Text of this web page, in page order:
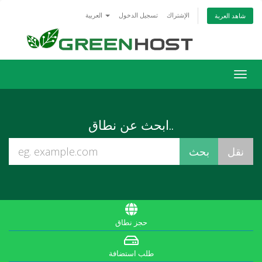
تسجيل الدخول الإشتراك شاهد العربة
ابحث عن نطاق..
حجز نطاق
طلب استضافة